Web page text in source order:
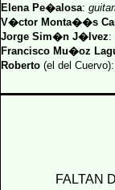
Elena Pe�alosa:
V�ctor Monta��s
Jorge Sim�n J�lvez:
Francisco Mu�oz
Roberto (el del Cuervo):
FALTAN